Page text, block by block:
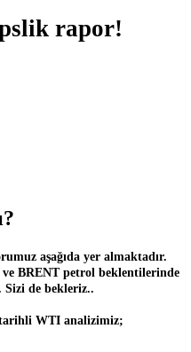
rapor!
aşağıda yer almaktadır.
BRENT petrol beklentilerinde
de bekleriz..
WTI analizimiz;